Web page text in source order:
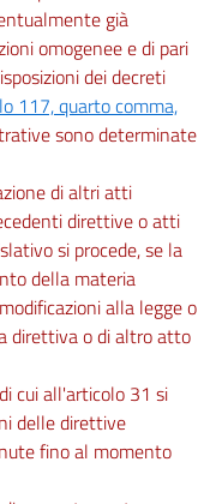
già
omogenee e di pari
dei decreti
117, quarto comma,
sono determinate
di altri atti
direttive o atti
si procede, se la
della materia
alla legge o
direttiva o di altro atto
cui all'articolo 31 si
delle direttive
fino al momento